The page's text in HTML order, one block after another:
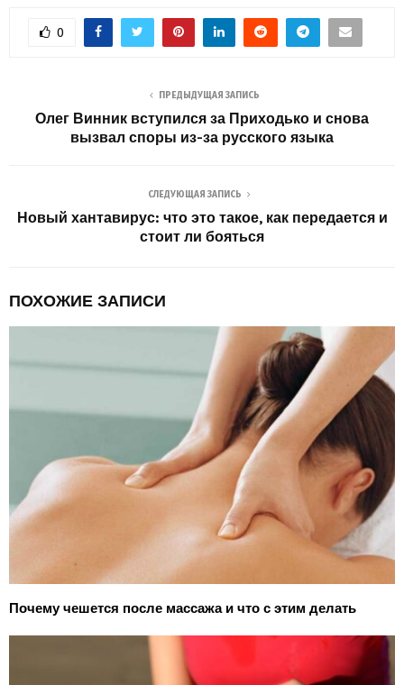
0
ПРЕДЫДУЩАЯ ЗАПИСЬ
Олег Винник вступился за Приходько и снова
вызвал споры из-за русского языка
СЛЕДУЮЩАЯ ЗАПИСЬ
Новый хантавирус: что это такое, как передается и
стоит ли бояться
ПОХОЖИЕ ЗАПИСИ
Почему чешется после массажа и что с этим делать